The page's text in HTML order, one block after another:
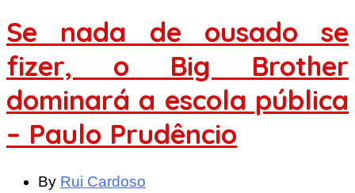
Se nada de ousado se
fizer, o Big Brother
dominará a escola pública
– Paulo Prudêncio
By Rui Cardoso